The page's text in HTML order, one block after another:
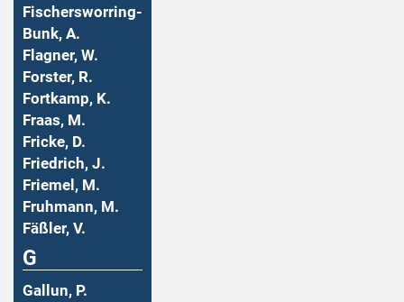
Fischersworring-
Bunk, A.
Flagner, W.
Forster, R.
Fortkamp, K.
Fraas, M.
Fricke, D.
Friedrich, J.
Friemel, M.
Fruhmann, M.
Fäßler, V.
G
Gallun, P.